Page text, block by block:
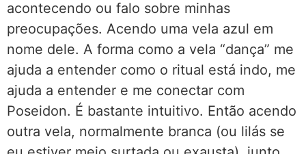
acontecendo ou falo sobre minhas
preocupações. Acendo uma vela azul em
nome dele. A forma como a vela “dança” me
ajuda a entender como o ritual está indo, me
ajuda a entender e me conectar com
Poseidon. É bastante intuitivo. Então acendo
outra vela, normalmente branca (ou lilás se